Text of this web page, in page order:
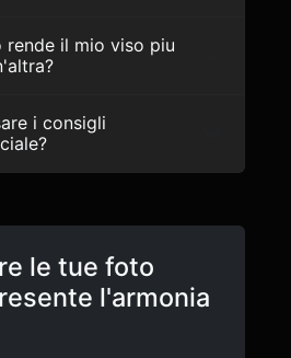
rende il mio viso piu
i consigli
le tue foto
l'armonia